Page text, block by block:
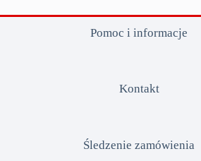
Pomoc i informacje
Kontakt
Śledzenie zamówienia